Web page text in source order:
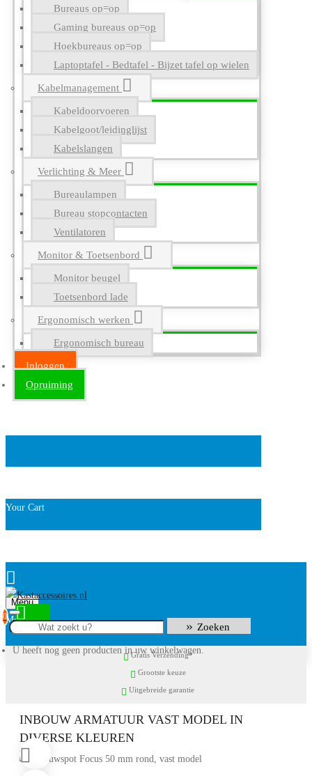
Bureaus op=op
Gaming bureaus op=op
Hoekbureaus op=op
Laptoptafel - Bedtafel - Bijzet tafel op wielen
Kabelmanagement
Kabeldoorvoeren
Kabelgoot/leidinglijst
Kabelslangen
Verlichting & Meer
Bureaulampen
Bureau stopcontacten
Ventilatoren
Monitor & Toetsenbord
Monitor beugel
Toetsenbord lade
Ergonomisch werken
Ergonomisch bureau
Inloggen
Opruiming
Your Cart
Menu
0
U heeft nog geen producten in uw winkelwagen.
Zoeken
Gratis Verzending*
Grootste keuze
Uitgebreide garantie
INBOUW ARMATUUR VAST MODEL IN
DIVERSE KLEUREN